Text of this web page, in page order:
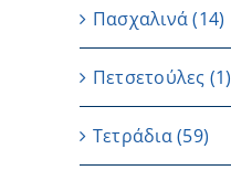
Πασχαλινά (14)
Πετσετούλες (1)
Τετράδια(59)